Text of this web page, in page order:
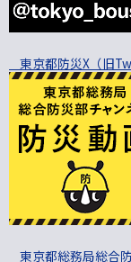
東京都防災X（旧
東京都総務局総合